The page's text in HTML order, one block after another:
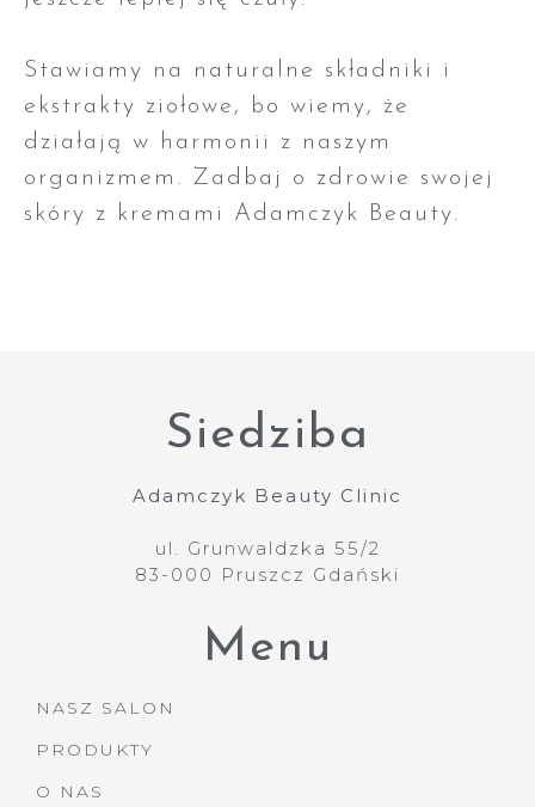
Stawiamy na naturalne składniki i
ekstrakty ziołowe, bo wiemy, że
działają w harmonii z naszym
organizmem. Zadbaj o zdrowie swojej
skóry z kremami Adamczyk Beauty.
Siedziba
Adamczyk Beauty Clinic
ul. Grunwaldzka 55/2
83-000 Pruszcz Gdański
Menu
NASZ SALON
PRODUKTY
O NAS